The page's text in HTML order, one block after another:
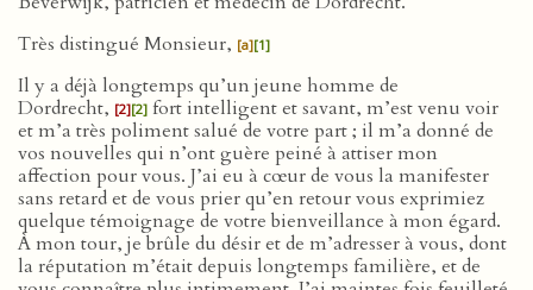
Très distingué Monsieur, [a][1]
Il y a déjà longtemps qu’un jeune homme de
Dordrecht, [2][2] fort intelligent et savant, m’est venu voir
et m’a très poliment salué de votre part ; il m’a donné de
vos nouvelles qui n’ont guère peiné à attiser mon
affection pour vous. J’ai eu à cœur de vous la manifester
sans retard et de vous prier qu’en retour vous exprimiez
quelque témoignage de votre bienveillance à mon égard.
À mon tour, je brûle du désir et de m’adresser à vous, dont
la réputation m’était depuis longtemps familière, et de